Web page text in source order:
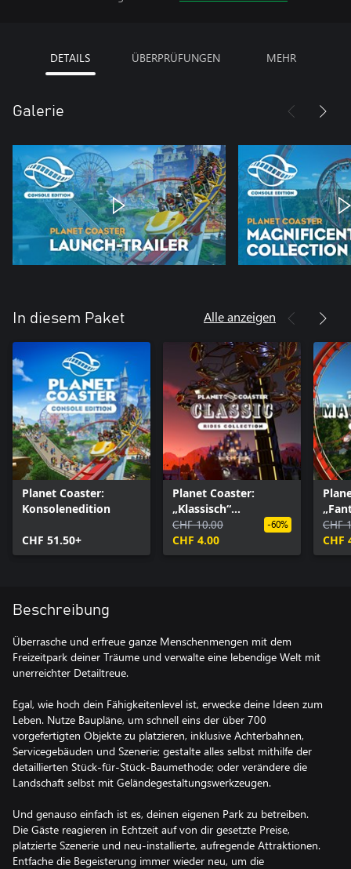
DETAILS ÜBERPRÜFUNGEN MEHR
Galerie
In diesem Paket Alle anzeigen
Planet Coaster:
Konsolenedition
CHF 51.50+
Planet Coaster:
„Klassisch“
Fahrgeschäft-Paket
CHF 10.00
CHF 4.00
-60%
CHF
CHF
Beschreibung
Überrasche und erfreue ganze Menschenmengen mit dem
Freizeitpark deiner Träume und verwalte eine lebendige Welt mit
unerreichter Detailtreue.
Egal, wie hoch dein Fähigkeitenlevel ist, erwecke deine Ideen zum
Leben. Nutze Baupläne, um schnell eins der über 700
vorgefertigten Objekte zu platzieren, inklusive Achterbahnen,
Servicegebäuden und Szenerie; gestalte alles selbst mithilfe der
detaillierten Stück-für-Stück-Baumethode; oder verändere die
Landschaft selbst mit Geländegestaltungswerkzeugen.
Und genauso einfach ist es, deinen eigenen Park zu betreiben.
Die Gäste reagieren in Echtzeit auf von dir gesetzte Preise,
platzierte Szenerie und neu-installierte, aufregende Attraktionen.
Entfache die Begeisterung immer wieder neu, um die